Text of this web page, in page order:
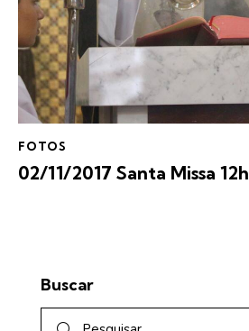
FOTOS
02/11/2017 Santa Missa 12h
Buscar